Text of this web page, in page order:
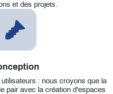
et des projets.
: nous croyons que la
pair avec la création d'espaces